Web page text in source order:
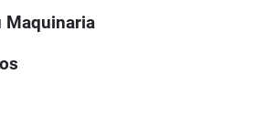
Maquinaria